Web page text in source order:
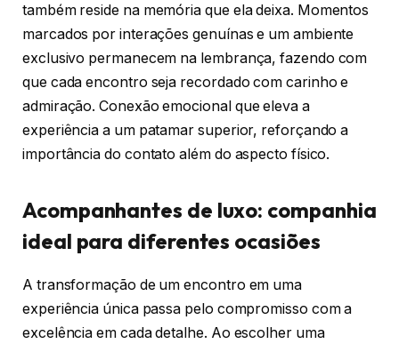
também reside na memória que ela deixa. Momentos
marcados por interações genuínas e um ambiente
exclusivo permanecem na lembrança, fazendo com
que cada encontro seja recordado com carinho e
admiração. Conexão emocional que eleva a
experiência a um patamar superior, reforçando a
importância do contato além do aspecto físico.
Acompanhantes de luxo: companhia
ideal para diferentes ocasiões
A transformação de um encontro em uma
experiência única passa pelo compromisso com a
excelência em cada detalhe. Ao escolher uma